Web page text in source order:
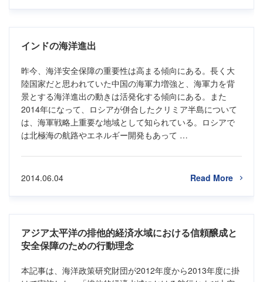
インドの海洋進出
昨今、海洋安全保障の重要性は高まる傾向にある。長く大
陸国家だと思われていた中国の海軍力増強と、海軍力を背
景とする海洋進出の動きは活発化する傾向にある。また
2014年になって、ロシアが併合したクリミア半島について
は、海軍戦略上重要な地域として知られている。ロシアで
は北極海の航路やエネルギー開発もあって …
Read More
2014.06.04
アジア太平洋の排他的経済水域における信頼醸成と
安全保障のための行動理念
本記事は、海洋政策研究財団が2012年度から2013年度に掛